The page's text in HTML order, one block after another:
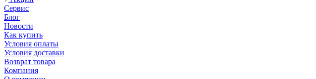
Сервис
Блог
Новости
Как купить
Условия оплаты
Условия доставки
Возврат товара
Компания